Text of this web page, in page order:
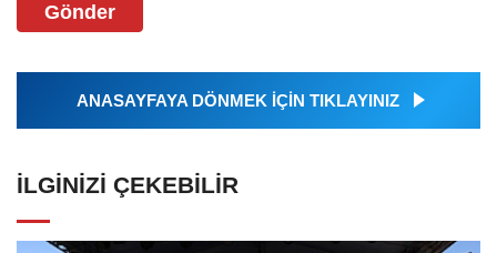
Gönder
ANASAYFAYA DÖNMEK İÇİN TIKLAYINIZ
İLGINIZI ÇEKEBILIR